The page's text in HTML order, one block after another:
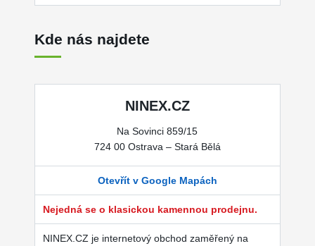
Kde nás najdete
NINEX.CZ
Na Sovinci 859/15
724 00 Ostrava – Stará Bělá
Otevřít v Google Mapách
Nejedná se o klasickou kamennou prodejnu.
NINEX.CZ je internetový obchod zaměřený na